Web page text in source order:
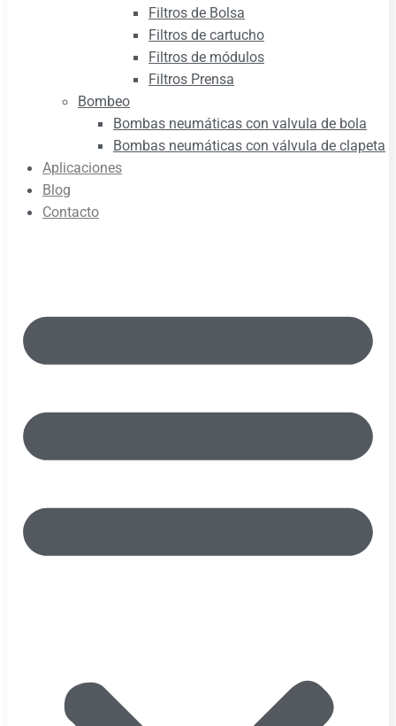
Filtros de Bolsa
Filtros de cartucho
Filtros de módulos
Filtros Prensa
Bombeo
Bombas neumáticas con valvula de bola
Bombas neumáticas con válvula de clapeta
Aplicaciones
Blog
Contacto